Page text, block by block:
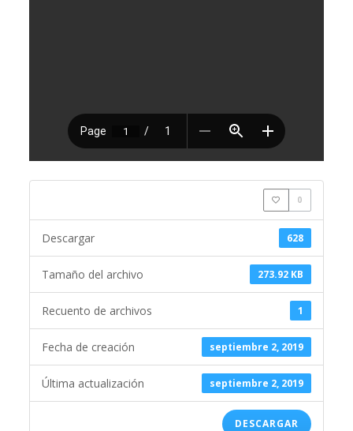
0
628
Descargar
273.92 KB
Tamaño del archivo
1
Recuento de archivos
septiembre 2, 2019
Fecha de creación
septiembre 2, 2019
Última actualización
DESCARGAR